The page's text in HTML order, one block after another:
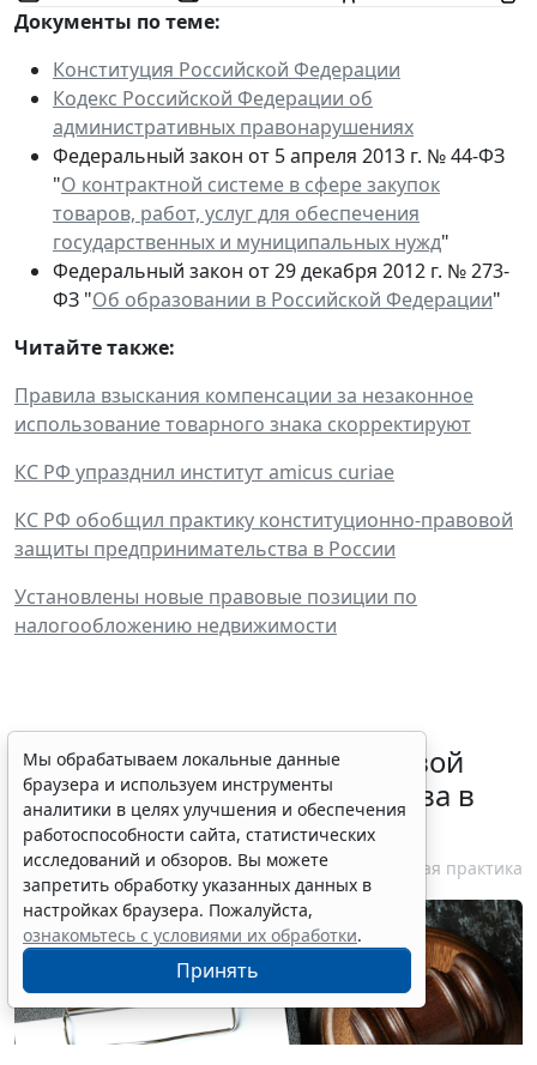
Документы по теме:
Конституция Российской Федерации
Кодекс Российской Федерации об
административных правонарушениях
Федеральный закон от 5 апреля 2013 г. № 44-ФЗ
"О контрактной системе в сфере закупок
товаров, работ, услуг для обеспечения
государственных и муниципальных нужд"
Федеральный закон от 29 декабря 2012 г. № 273-
ФЗ "Об образовании в Российской Федерации"
Читайте также:
Правила взыскания компенсации за незаконное
использование товарного знака скорректируют
КС РФ упразднил институт amicus curiae
КС РФ обобщил практику конституционно-правовой
защиты предпринимательства в России
Установлены новые правовые позиции по
налогообложению недвижимости
Суд обязал заключить трудовой
договор при признании отказа в
приеме незаконным
6 августа 2026 18:38 Судебная практика
Мы обрабатываем локальные данные
браузера и используем инструменты
аналитики в целях улучшения и обеспечения
работоспособности сайта, статистических
исследований и обзоров. Вы можете
запретить обработку указанных данных в
настройках браузера. Пожалуйста,
ознакомьтесь с условиями их обработки.
Принять